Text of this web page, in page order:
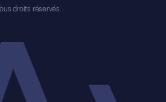
droits réservés.